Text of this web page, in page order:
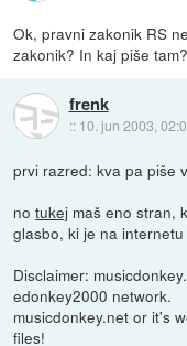
Ok, pravni zakonik RS
zakonik? In kaj piše
frenk
:: 10. jun 2003,
prvi razred: kva pa piše
notukej maš eno stran,
glasbo, ki je na internetu
Disclaimer:
edonkey2000 network.
musicdonkey.net or it's
files!